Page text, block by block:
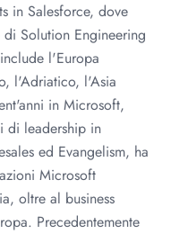
in Salesforce, dove
Solution Engineering
l'Europa
l'Adriatico, l'Asia
in Microsoft,
di leadership in
ed Evangelism, ha
Microsoft
oltre al business
Precedentemente